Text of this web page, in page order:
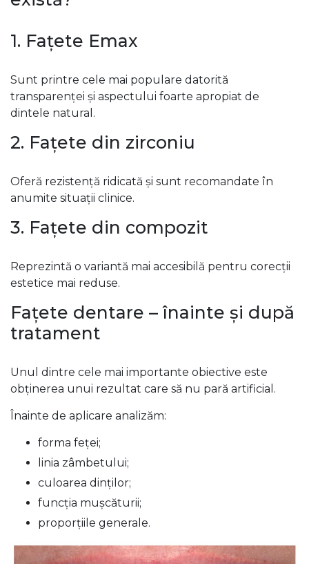
1. Fațete Emax
Sunt printre cele mai populare datorită
transparenței și aspectului foarte apropiat de
dintele natural.
2. Fațete din zirconiu
Oferă rezistență ridicată și sunt recomandate în
anumite situații clinice.
3. Fațete din compozit
Reprezintă o variantă mai accesibilă pentru corecții
estetice mai reduse.
Fațete dentare – înainte și după
tratament
Unul dintre cele mai importante obiective este
obținerea unui rezultat care să nu pară artificial.
Înainte de aplicare analizăm:
forma feței;
linia zâmbetului;
culoarea dinților;
funcția mușcăturii;
proporțiile generale.